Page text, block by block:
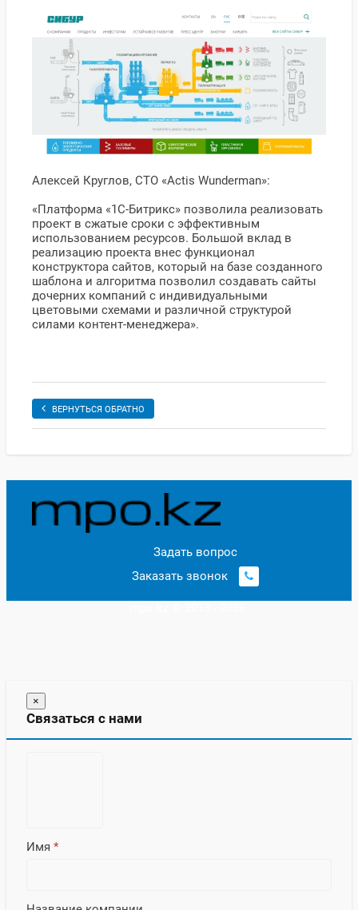
Алексей Круглов, CTO «Actis Wunderman»:
«Платформа «1С-Битрикс» позволила реализовать
проект в сжатые сроки с эффективным
использованием ресурсов. Большой вклад в
реализацию проекта внес функционал
конструктора сайтов, который на базе созданного
шаблона и алгоритма позволил создавать сайты
дочерних компаний с индивидуальными
цветовыми схемами и различной структурой
силами контент-менеджера».
ВЕРНУТЬСЯ ОБРАТНО
Задать вопрос
Заказать звонок
×
Связаться с нами
Имя *